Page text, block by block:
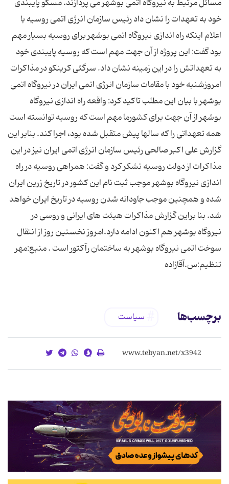
مسائل مرتبط به نیروگاه اتمی بوشهر می پردازند. مسکو پایبندی
خود به تعهدات را نشان‌ داد رئیس سازمان انرژی اتمی روسیه با
اعلام اینکه راه اندازی نیروگاه اتمی بوشهر برای روسیه بسیار مهم
بود گفت: این پروژه از آن جهت مهم است که روسیه پایبندی خود
به تعهداتش را در این زمینه نشان داد. سرگئی کرینکو در مذاکرات
امروزشنبه خود با مقامات سازمان انرژی اتمی ایران در نیروگاه اتمی
بوشهر با بیان این مطلب تاکید کرد: واقعه راه اندازی نیروگاه
بوشهر از آن جهت برای کشورما مهم است که روسیه توانسته است
همه تعهداتی را که سالها پیش متقبل شده بود، اجرا کند. بنابر این
گزارش علی اکبر صالحی رئیس سازمان انرژی اتمی ایران نیز در این
مذاکرات از دولت روسیه تشکر کرد و گفت: همراهی روسیه در راه
اندازی نیروگاه بوشهر موجب ثبت نام این کشور در تاریخ زرین ایران
شده و همچنین موجب جاودانه شدن روسیه در تاریخ ایران خواهد
شد. بنا براین گزارش مذاکرات هیئت های ایرانی و روسی در
نیروگاه بوشهر هم اکنون ادامه دارد.امروز نخستین روز از انتقال
سوخت اتمی نیروگاه بوشهر به ساختمان رآکتور است . منبع:مهر
تنظیم:س.آقازاده
برچسب‌ها سیاست